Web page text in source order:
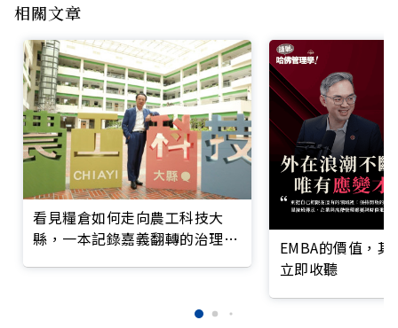
相關文章
看見糧倉如何走向農工科技大
縣，一本記錄嘉義翻轉的治理實
EMBA的價值，
立即收聽